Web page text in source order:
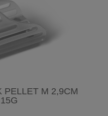
PELLET M 2,9CM